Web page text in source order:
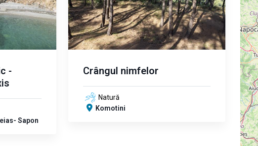
-
Sapon
Crângul nimfelor
Natură
Komotini